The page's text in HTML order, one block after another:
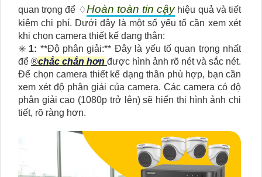
quan trọng để ♢Hoàn toàn tin cậyhiệu quả và tiết
kiệm chi phí. Dưới đây là một số yếu tố cần xem xét
khi chọn camera thiết kế dạng thân:
✳️ 1: **Độ phân giải:** Đây là yếu tố quan trọng nhất
để ®️chắc chắn hơn được hình ảnh rõ nét và sắc nét.
Để chọn camera thiết kế dạng thân phù hợp, bạn cần
xem xét độ phân giải của camera. Các camera có độ
phân giải cao (1080p trở lên) sẽ hiển thị hình ảnh chi
tiết, rõ ràng hơn.